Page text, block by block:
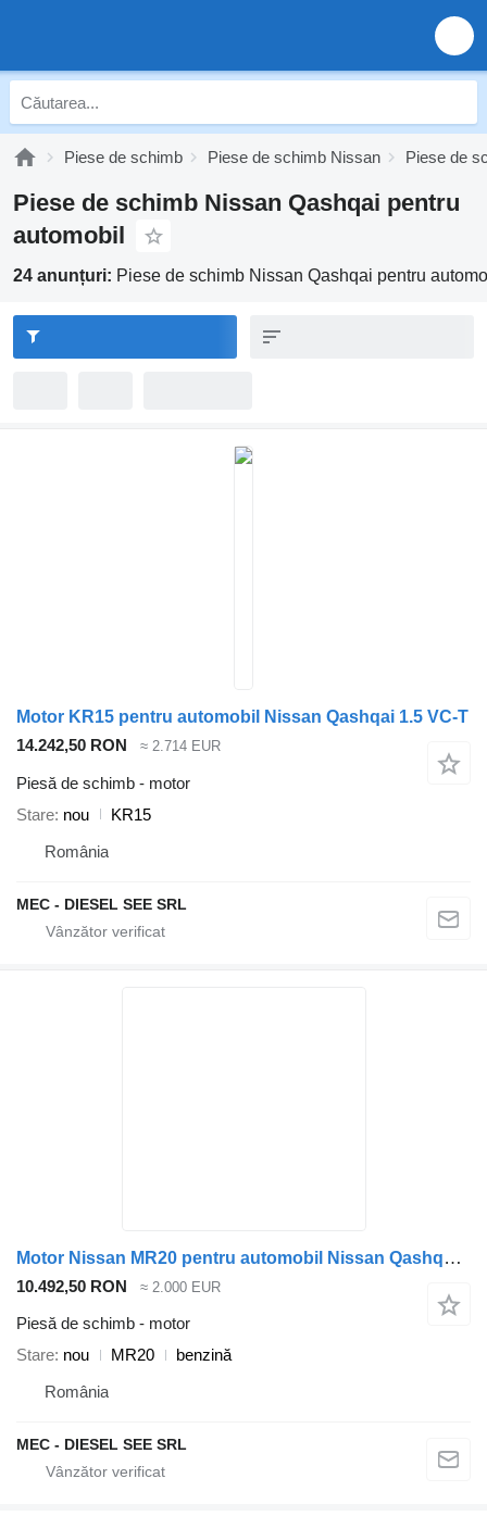
Piese de schimb Piese de schimb Nissan Piese de
Piese de schimb Nissan Qashqai pentru
automobil
24 anunțuri: Piese de schimb Nissan Qashqai pentru
Motor KR15 pentru automobil Nissan Qashqai 1.5 VC-T
14.242,50 RON
≈ 2.714 EUR
Piesă de schimb - motor
Stare nou
KR15
România
MEC - DIESEL SEE SRL
Motor Nissan MR20 pentru automobil Nissan Qashqai 2
10.492,50 RON ≈ 2.000 EUR
Piesă de schimb - motor
Stare nou MR20
benzină
România
MEC - DIESEL SEE SRL